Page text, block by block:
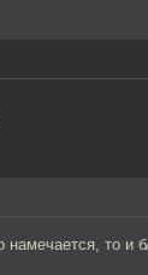
намечается, то и